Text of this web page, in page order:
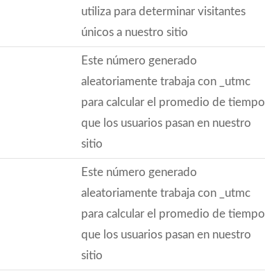
utiliza para determinar visitantes
únicos a nuestro sitio
Este número generado
aleatoriamente trabaja con _utmc
para calcular el promedio de tiempo
que los usuarios pasan en nuestro
sitio
Este número generado
aleatoriamente trabaja con _utmc
para calcular el promedio de tiempo
que los usuarios pasan en nuestro
sitio